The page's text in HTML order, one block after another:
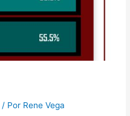
/ Por Rene Vega